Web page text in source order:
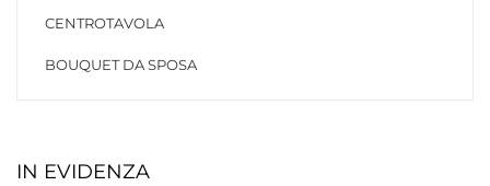
CENTROTAVOLA
BOUQUET DA SPOSA
IN EVIDENZA